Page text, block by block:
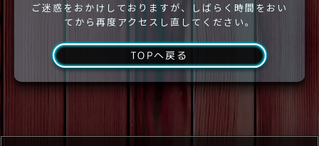
ご迷惑をおかけしておりますが、しばらく時間をおい
てから再度アクセスし直してください。
TOPへ戻る